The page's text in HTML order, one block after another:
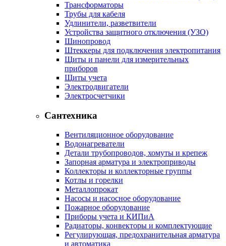
Трансформаторы
Трубы для кабеля
Удлинители, разветвители
Устройства защитного отключения (УЗО)
Шинопровод
Штеккеры для подключения электропитания
Щиты и панели для измерительных
приборов
Щиты учета
Электродвигатели
Электросчетчики
Сантехника
Вентиляционное оборудование
Водонагреватели
Детали трубопроводов, хомуты и крепеж
Запорная арматура и электроприводы
Коллекторы и коллекторные группы
Котлы и горелки
Металлопрокат
Насосы и насосное оборудование
Пожарное оборудование
Приборы учета и КИПиА
Радиаторы, конвекторы и комплектующие
Регулирующая, предохранительная арматура
и автоматика